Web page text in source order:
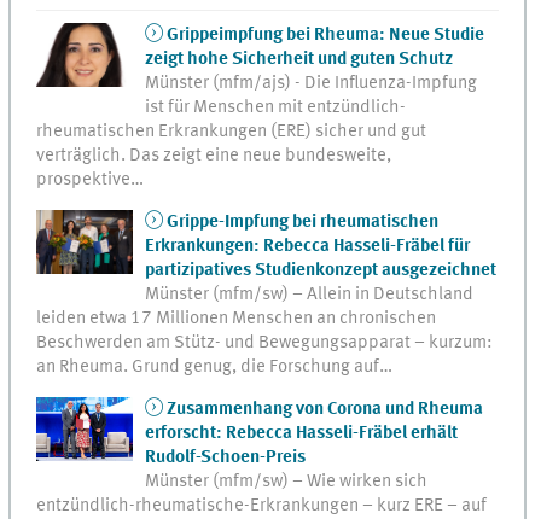
Grippeimpfung bei Rheuma: Neue Studie
zeigt hohe Sicherheit und guten Schutz
Münster (mfm/ajs) - Die Influenza-Impfung
ist für Menschen mit entzündlich-
rheumatischen Erkrankungen (ERE) sicher und gut
verträglich. Das zeigt eine neue bundesweite,
prospektive…
Grippe-Impfung bei rheumatischen
Erkrankungen: Rebecca Hasseli-Fräbel für
partizipatives Studienkonzept ausgezeichnet
Münster (mfm/sw) – Allein in Deutschland
leiden etwa 17 Millionen Menschen an chronischen
Beschwerden am Stütz- und Bewegungsapparat – kurzum:
an Rheuma. Grund genug, die Forschung auf…
Zusammenhang von Corona und Rheuma
erforscht: Rebecca Hasseli-Fräbel erhält
Rudolf-Schoen-Preis
Münster (mfm/sw) – Wie wirken sich
entzündlich-rheumatische-Erkrankungen – kurz ERE – auf